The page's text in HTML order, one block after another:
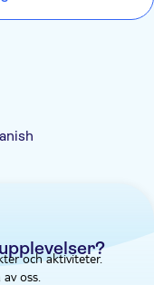
och aktiviteter.
oss.